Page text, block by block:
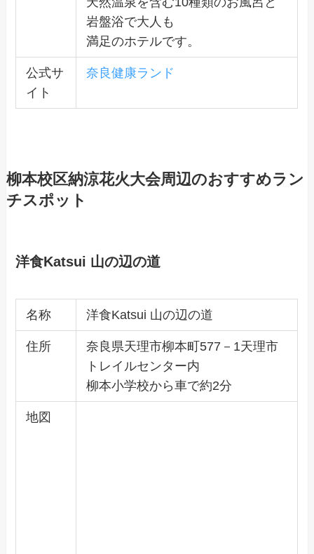
岩盤浴で大人も
満足のホテルです。
公式サ
イト
奈良健康ランド
柳本校区納涼花火大会周辺のおすすめラン
チスポット
洋食Katsui 山の辺の道
名称 洋食Katsui 山の辺の道
住所
奈良県天理市柳本町577－1天理市
トレイルセンター内
柳本小学校から車で約2分
地図